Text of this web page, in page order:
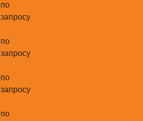
по
запросу
по
запросу
по
запросу
по